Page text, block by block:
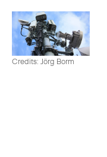
Credits: Jörg Borm